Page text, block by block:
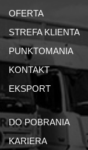
OFERTA
STREFA KLIENTA
PUNKTOMANIA
KONTAKT
EKSPORT
DO POBRANIA
KARIERA